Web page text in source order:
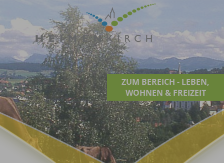
ZUM BEREICH - LEBEN,
WOHNEN & FREIZEIT